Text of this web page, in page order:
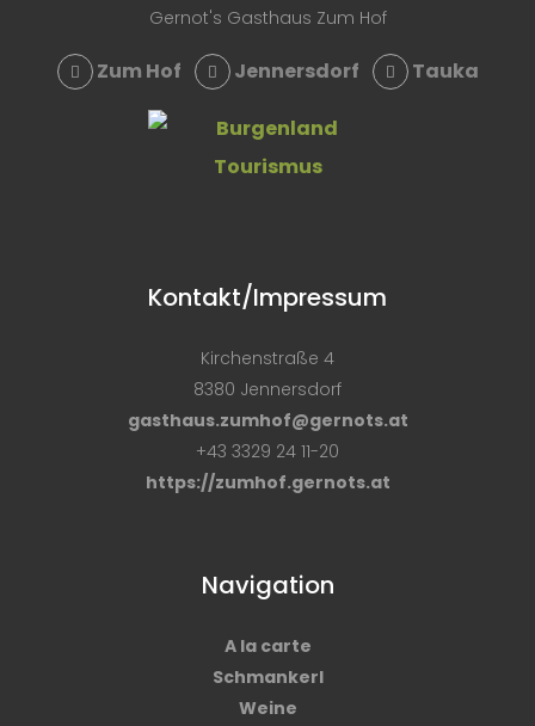
Gernot's Gasthaus Zum Hof
Zum Hof Jennersdorf Tauka
Kontakt/Impressum
Kirchenstraße 4
8380 Jennersdorf
gasthaus.zumhof@gernots.at
+43 3329 24 11-20
https://zumhof.gernots.at
Navigation
A la carte
Schmankerl
Weine